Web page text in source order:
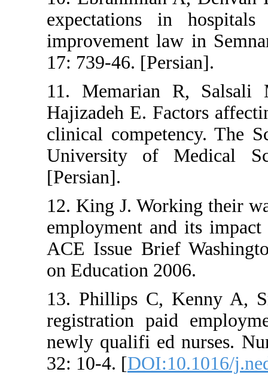
expectations in
improvement law
17: 739-46.
11. Memarian R,
Hajizadeh E.
clinical
University of
[Persian].
12. King J.
employment and
ACE Issue Brief
on Education 2006.
13. Phillips C,
registration paid
newly qualifi ed
32: 10-4. [